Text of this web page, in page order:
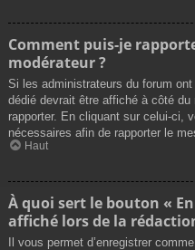
Comment puis-je
modérateur ?
Si les administrateurs du forum
dédié devrait être affiché à côté
rapporter. En cliquant sur celui-ci,
nécessaires afin de rapporter le
Haut
À quoi sert le bouton «
affiché lors de la
Il vous permet d’enregistrer